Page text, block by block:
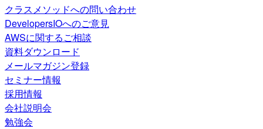
クラスメソッドへの問い合わせ
DevelopersIOへのご意見
AWSに関するご相談
資料ダウンロード
メールマガジン登録
セミナー情報
採用情報
会社説明会
勉強会